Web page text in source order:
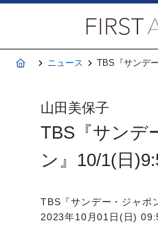
ホームニュース TBS『サンデ
山田美保子
TBS『サンデ
ン』10/1(日
TBS『サンデー・ジャポ
2023年10月01日(日)